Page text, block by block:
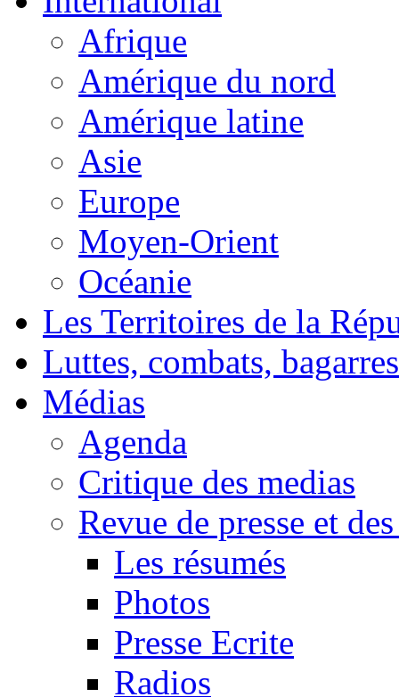
Afrique
Amérique du nord
Amérique latine
Asie
Europe
Moyen-Orient
Océanie
Les Territoires de la
Luttes, combats, bagarres
Médias
Agenda
Critique des medias
Revue de presse et
Les résumés
Photos
Presse Ecrite
Radios